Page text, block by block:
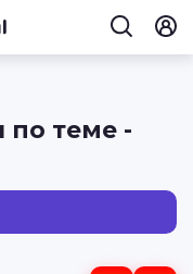
по теме -